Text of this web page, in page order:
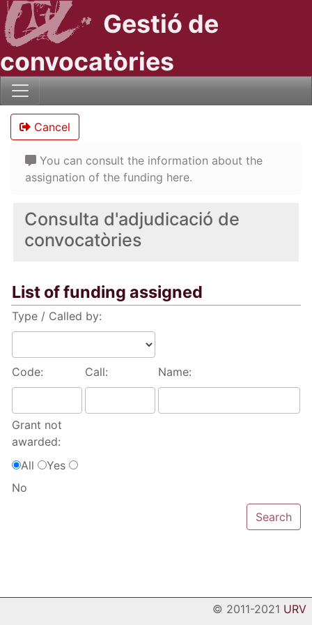
Gestió de
convocatòries
Consulta d'adjudicació de
convocatòries
List of funding assigned
Type / Called by:
Code: Call: Name:
Grant not
awarded:
All
Yes
No
Cancel
You can consult the information about the
assignation of the funding here.
© 2011-2021 URV